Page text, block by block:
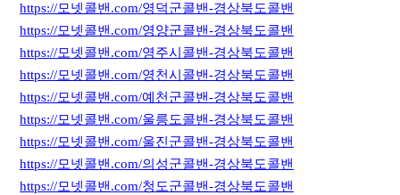
https://모넷콜밴.com/영덕군콜밴-경상북도콜밴
https://모넷콜밴.com/영양군콜밴-경상북도콜밴
https://모넷콜밴.com/영주시콜밴-경상북도콜밴
https://모넷콜밴.com/영천시콜밴-경상북도콜밴
https://모넷콜밴.com/예천군콜밴-경상북도콜밴
https://모넷콜밴.com/울릉도콜밴-경상북도콜밴
https://모넷콜밴.com/울진군콜밴-경상북도콜밴
https://모넷콜밴.com/의성군콜밴-경상북도콜밴
https://모넷콜밴.com/청도군콜밴-경상북도콜밴